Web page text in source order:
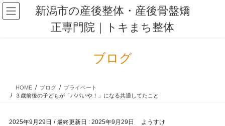
コ
ン
ナ
ビ
新潟市の産後整体・産後骨盤矯
正専門院｜トキまち整体
ブログ
HOME ブログ
プライベート
３歳前後の子どもが「パパいや！」になる共通してたこと
2025年9月29日 / 最終更新日 : 2025年9月29日 ようすけ